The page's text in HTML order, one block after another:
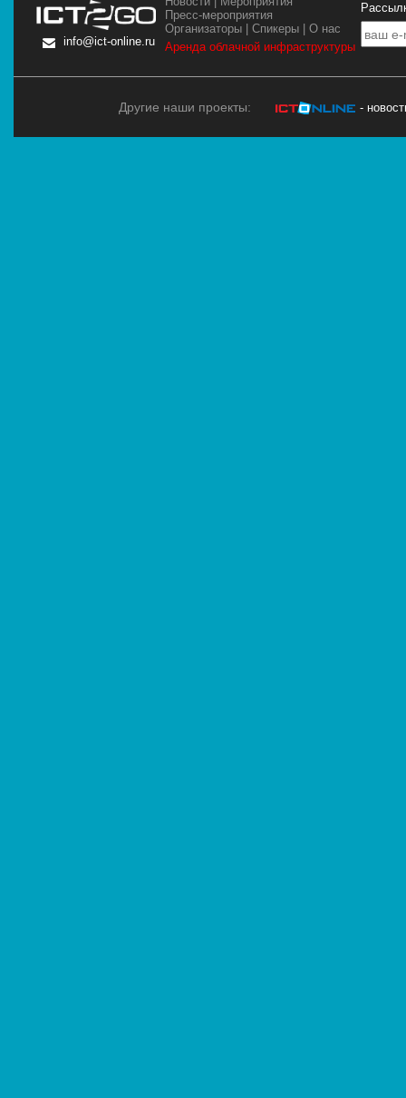
info@ict-online.ru
Пресс-мероприятия
Организаторы |Спикеры |О нас
Аренда облачной инфраструктуры
Другие наши проекты: -